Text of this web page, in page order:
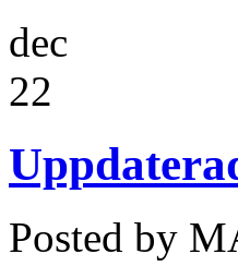
dec
22
Posted by